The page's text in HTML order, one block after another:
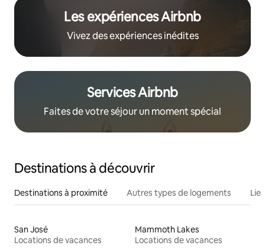
Les expériences Airbnb
Vivez des expériences inédites
Services Airbnb
Faites de votre séjour un moment spécial
Destinations à découvrir
Destinations à proximité Autres types de logements
San José
Locations de vacances
Mammoth Lakes
Locations de vacances